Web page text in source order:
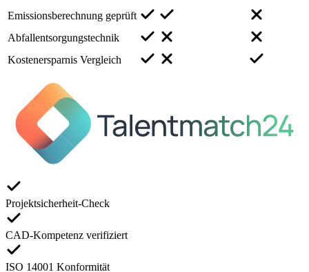
Emissionsberechnung geprüft
Abfallentsorgungstechnik
Kostenersparnis Vergleich
Projektsicherheit-Check
CAD-Kompetenz verifiziert
ISO 14001 Konformität